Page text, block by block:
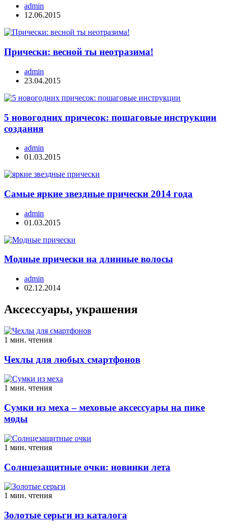
admin
12.06.2015
Прически: весной ты неотразима!
admin
23.04.2015
5 новогодних причесок: пошаговые инструкции
создания
admin
01.03.2015
Самые яркие звездные прически 2014 года
admin
01.03.2015
Модные прически на длинные волосы
admin
02.12.2014
Аксессуары, украшения
1 мин. чтения
Чехлы для любых смартфонов
1 мин. чтения
Сумки из меха – меховые аксессуары на пике
моды
1 мин. чтения
Солнцезащитные очки: новинки лета
1 мин. чтения
Золотые серьги из каталога